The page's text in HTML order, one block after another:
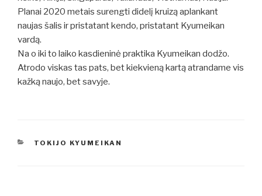
Planai 2020 metais surengti didelį kruizą aplankant
naujas šalis ir pristatant kendo, pristatant Kyumeikan
vardą.
Na o iki to laiko kasdieninė praktika Kyumeikan dodžo.
Atrodo viskas tas pats, bet kiekvieną kartą atrandame vis
kažką naujo, bet savyje.
KATEGORIJOS
TOKIJO KYUMEIKAN